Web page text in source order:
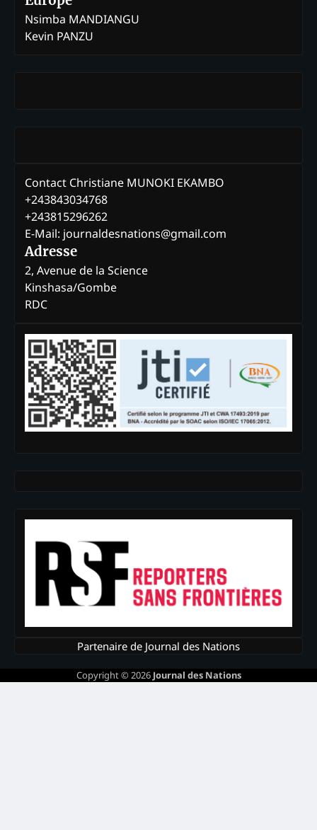
Nsimba MANDIANGU
Kevin PANZU
Contact Christiane MUNOKI EKAMBO
+243843034768
+243815296262
E-Mail: journaldesnations@gmail.com
Adresse
2, Avenue de la Science
Kinshasa/Gombe
RDC
Partenaire de Journal des Nations
Copyright © 2026 Journal des Nations